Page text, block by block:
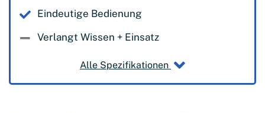
Eindeutige Bedienung
Verlangt Wissen + Einsatz
Alle Spezifikationen